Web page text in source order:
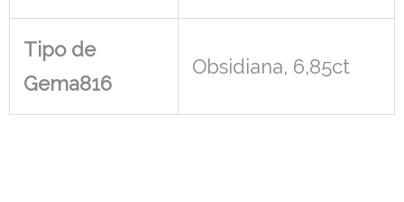
Tipo de
Gema816
Obsidiana, 6,85ct